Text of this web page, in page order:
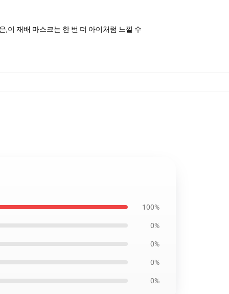
,이 재배 마스크는 한 번 더 아이처럼 느낄 수
100%
0%
0%
0%
0%